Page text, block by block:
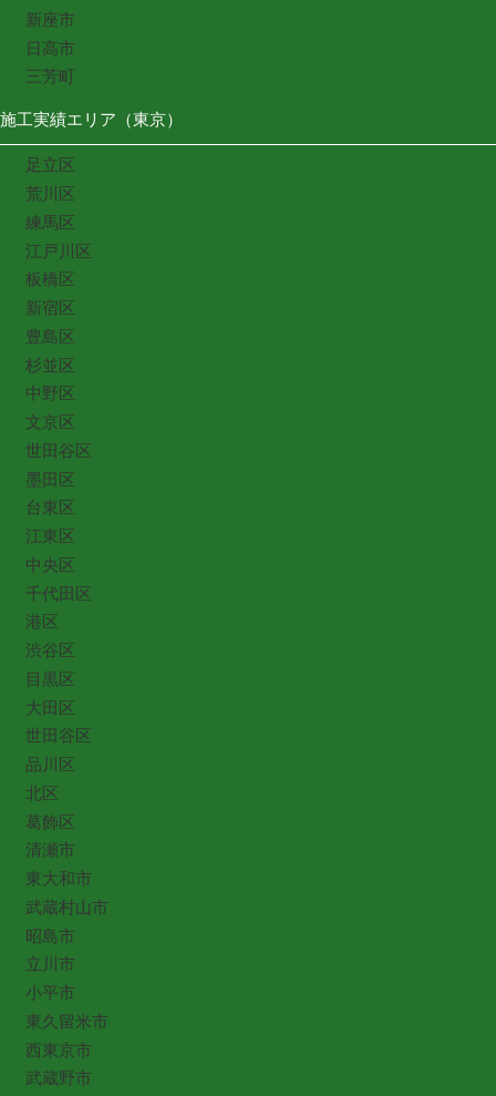
新座市
日高市
三芳町
施工実績エリア（東京）
足立区
荒川区
練馬区
江戸川区
板橋区
新宿区
豊島区
杉並区
中野区
文京区
世田谷区
墨田区
台東区
江東区
中央区
千代田区
港区
渋谷区
目黒区
大田区
世田谷区
品川区
北区
葛飾区
清瀬市
東大和市
武蔵村山市
昭島市
立川市
小平市
東久留米市
西東京市
武蔵野市